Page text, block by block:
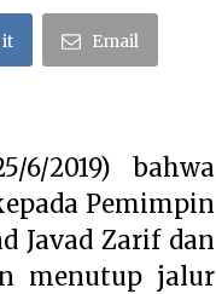
Haji
Telah
it Email
2019) bahwa
Pemimpin
Javad Zarif dan
menutup jalur